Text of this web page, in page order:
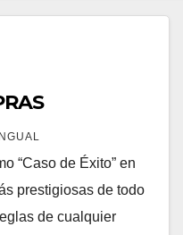
“Caso de Éxito” en
prestigiosas de todo
de cualquier